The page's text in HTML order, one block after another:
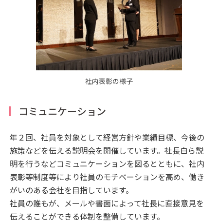
社内表彰の様子
コミュニケーション
年２回、社員を対象として経営方針や業績目標、今後の
施策などを伝える説明会を開催しています。社長自ら説
明を行うなどコミュニケーションを図るとともに、社内
表彰等制度等により社員のモチベーションを高め、働き
がいのある会社を目指しています。
社員の誰もが、メールや書面によって社長に直接意見を
伝えることができる体制を整備しています。